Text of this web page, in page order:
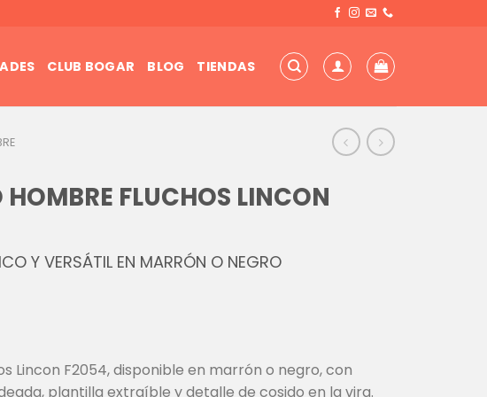
CLUB BOGAR BLOG TIENDAS
FLUCHOS LINCON
Y VERSÁTIL EN MARRÓN O NEGRO
Lincon F2054, disponible en marrón o negro, con
plantilla extraíble y detalle de cosido en la vira.